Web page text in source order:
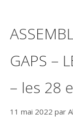
GAPS –
– les 28
11 mai 2022 par